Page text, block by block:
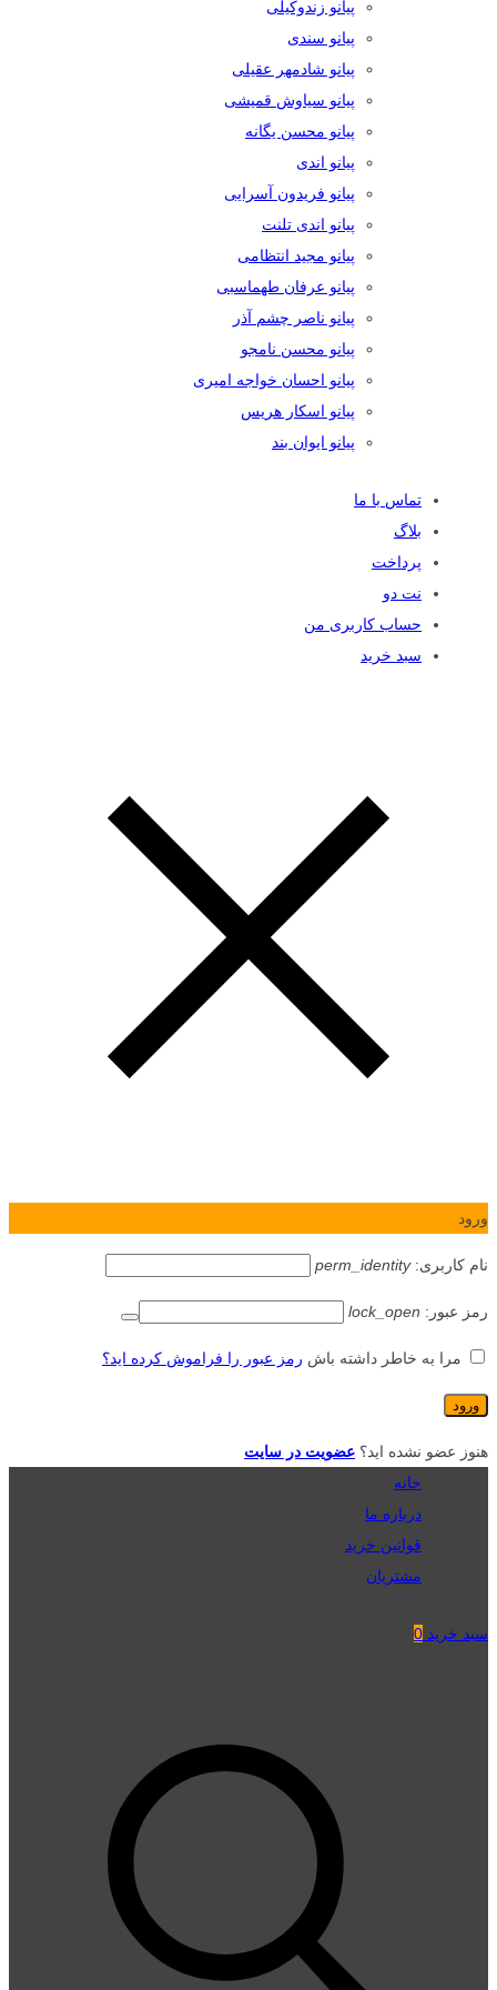
پیانو زندوکیلی
پیانو سندی
پیانو شادمهر عقیلی
پیانو سیاوش قمیشی
پیانو محسن یگانه
پیانو اندی
پیانو فریدون آسرایی
پیانو اندی تلنت
پیانو مجید انتظامی
پیانو عرفان طهماسبی
پیانو ناصر چشم آذر
پیانو محسن نامجو
پیانو احسان خواجه امیری
پیانو اسکار هریس
پیانو ایوان بند
تماس با ما
بلاگ
پرداخت
نت دو
حساب کاربری من
سبد خرید
ورود
نام کاربری:perm_identity
رمز عبور: lock_open
مرا به خاطر داشته باش رمز عبور را فراموش کرده اید؟
هنوز عضو نشده اید؟ عضویت در سایت
خانه
درباره ما
قوانین خرید
مشتریان
سبد خرید 0